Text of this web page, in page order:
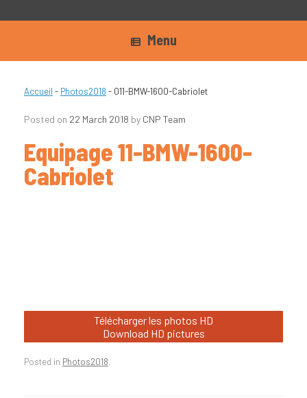
Menu
Accueil - Photos2018 - 011-BMW-1600-Cabriolet
Posted on 22 March 2018 by CNP Team
Equipage 11-BMW-1600-
Cabriolet
Télécharger les photos HD
Download HD pictures
Posted in Photos2018.